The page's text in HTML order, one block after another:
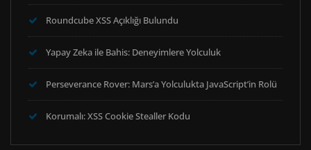
Roundcube XSS Açıklığı Bulundu
Yapay Zeka ile Bahis: Deneyimlere Yolculuk
Perseverance Rover: Mars’a Yolculukta JavaScript’in Rolü
Korumalı: XSS Cookie Stealler Kodu